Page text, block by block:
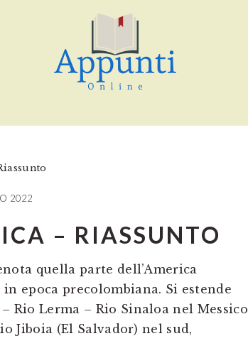
2022
– RIASSUNTO
quella parte dell’America
epoca precolombiana. Si estende
Rio Lerma – Rio Sinaloa nel Messico
Jiboia (El Salvador) nel sud,